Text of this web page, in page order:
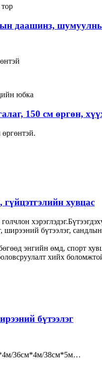
даашинз,
150 см өргөн,
хувцас
бүтээлэг,
энгийн өмд, спорт
хийх
бүтээлэг
36см*4м/38см*5м…